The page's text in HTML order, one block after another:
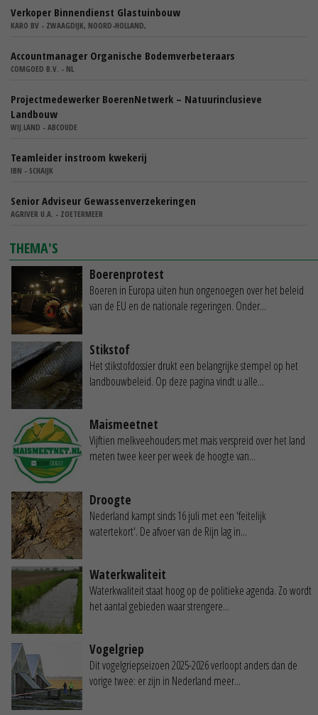
Verkoper Binnendienst Glastuinbouw
KARO BV - ZWAAGDIJK, NOORD-HOLLAND,
Accountmanager Organische Bodemverbeteraars
COMGOED B.V. - NL
Projectmedewerker BoerenNetwerk – Natuurinclusieve
Landbouw
WIJ.LAND - ABCOUDE
Teamleider instroom kwekerij
IBN - SCHAIJK
Senior Adviseur Gewassenverzekeringen
AGRIVER U.A. - ZOETERMEER
THEMA'S
Boerenprotest
Boeren in Europa uiten hun ongenoegen over het beleid
van de EU en de nationale regeringen. Onder...
Stikstof
Het stikstofdossier drukt een belangrijke stempel op het
landbouwbeleid. Op deze pagina vindt u alle...
Maismeetnet
Vijftien melkveehouders met mais verspreid over het land
meten twee keer per week de hoogte van...
Droogte
Nederland kampt sinds 16 juli met een 'feitelijk
watertekort'. De afvoer van de Rijn lag in...
Waterkwaliteit
Waterkwaliteit staat hoog op de politieke agenda. Zo wordt
het aantal gebieden waar strengere...
Vogelgriep
Dit vogelgriepseizoen 2025-2026 verloopt anders dan de
vorige twee: er zijn in Nederland meer...